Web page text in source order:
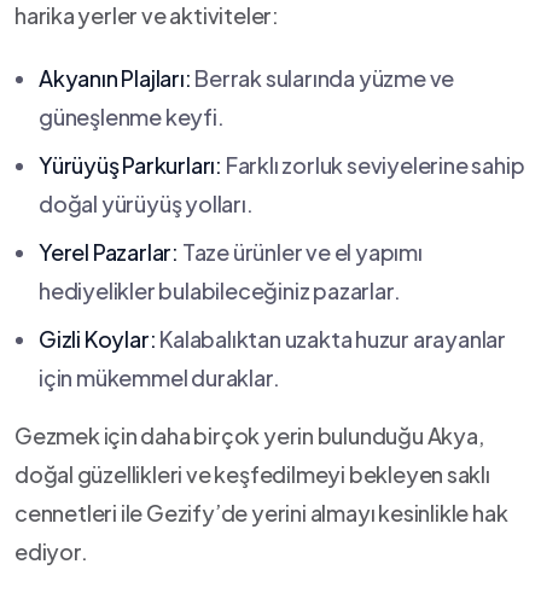
harika ⁣yerler ve aktiviteler:
Akyanın‌ Plajları: ⁢Berrak sularında yüzme ve
güneşlenme keyfi.
Yürüyüş ⁢Parkurları: Farklı​ zorluk seviyelerine sahip
doğal yürüyüş yolları.
Yerel Pazarlar: ​Taze ‍ürünler ve el yapımı⁢
hediyelikler bulabileceğiniz ​pazarlar.
Gizli Koylar: Kalabalıktan uzakta ⁢huzur arayanlar
için​ mükemmel ‌duraklar.
Gezmek için ⁢daha birçok yerin ⁤bulunduğu ‍Akya,
doğal ⁤güzellikleri ve keşfedilmeyi bekleyen⁤ saklı
cennetleri ile ​Gezify’de yerini almayı kesinlikle hak
ediyor.